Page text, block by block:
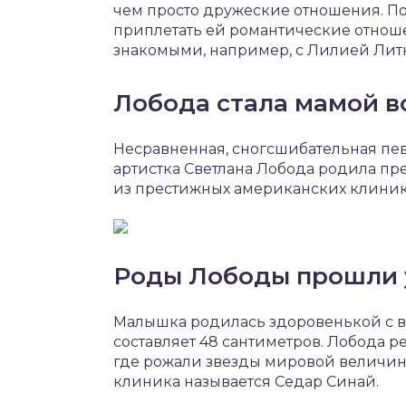
чем просто дружеские отношения.
приплетать ей романтические
знакомыми, например, с Лилией
Лобода стала мамой
Несравненная, сногсшибательная
артистка Светлана Лобода родила
из престижных американских
Роды Лободы прошли
Малышка родилась здоровенькой с
составляет 48 сантиметров. Лобода
где рожали звезды мировой
клиника называется Седар Синай.